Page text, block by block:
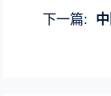
下一篇: 中